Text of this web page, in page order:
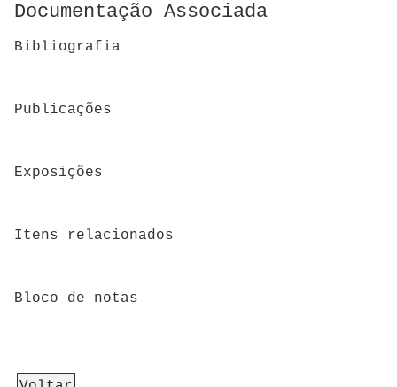
Documentação Associada
Bibliografia
Publicações
Exposições
Itens relacionados
Bloco de notas